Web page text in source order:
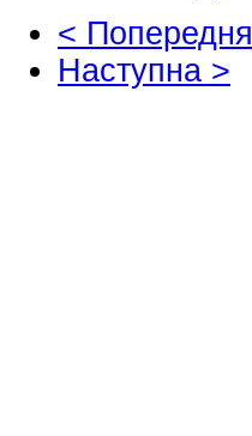
< Попередня
Наступна >